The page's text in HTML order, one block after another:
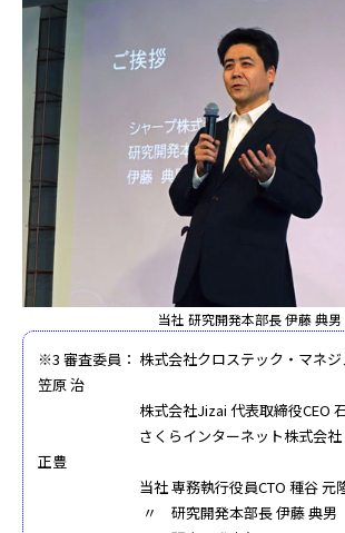
当社 研究開発本部長 伊藤 典男
※3 審査委員： 株式会社クロステック・マネ
笠原 治
株式会社Jizai 代表取締役CEO 石
さくらインターネット株式会社
正豊
当社 専務執行役員CTO 種谷 元
〃 研究開発本部長 伊藤 典男